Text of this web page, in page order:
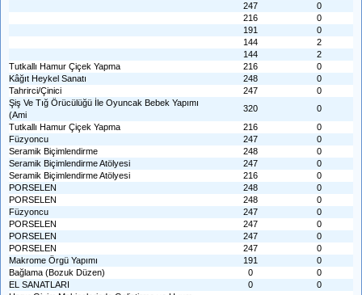
247
0
216
0
191
0
144
2
144
2
Tutkallı Hamur Çiçek Yapma
216
0
Kâğıt Heykel Sanatı
248
0
Tahrirci/Çinici
247
0
Şiş Ve Tığ Örücülüğü İle Oyuncak Bebek Yapımı
(Ami
320
0
Tutkallı Hamur Çiçek Yapma
216
0
Füzyoncu
247
0
Seramik Biçimlendirme
248
0
Seramik Biçimlendirme Atölyesi
247
0
Seramik Biçimlendirme Atölyesi
216
0
PORSELEN
248
0
PORSELEN
248
0
Füzyoncu
247
0
PORSELEN
247
0
PORSELEN
247
0
PORSELEN
247
0
Makrome Örgü Yapımı
191
0
Bağlama (Bozuk Düzen)
0
0
EL SANATLARI
0
0